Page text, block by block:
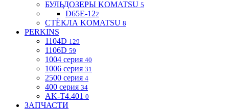
БУЛЬДОЗЕРЫ KOMATSU 5
D65E-122
СТЁКЛА KOMATSU 8
PERKINS
1104D 129
1106D 59
1004 серия 40
1006 серия 31
2500 серия 4
400 серия 34
AK-T4.401 0
ЗАПЧАСТИ